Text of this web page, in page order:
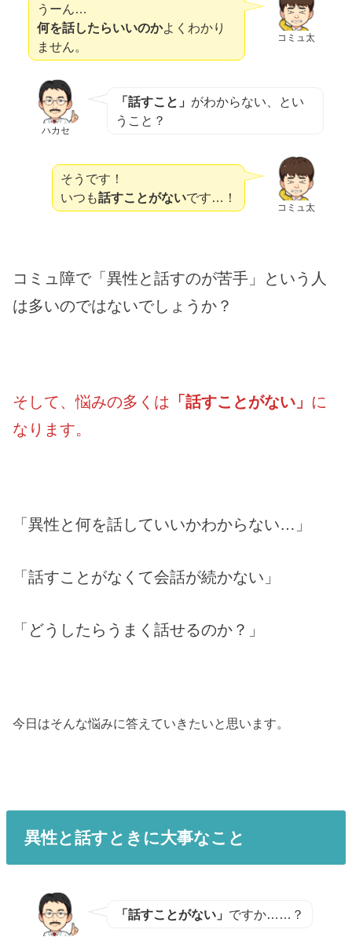
コミュ太
うーん…
何を話したらいいのかよくわかり
ません。
ハカセ
「話すこと」 がわからない、とい
うこと？
コミュ太
そうです！
いつも話すことがないです…！
コミュ障で「異性と話すのが苦手」という人
は多いのではないでしょうか？
そして、悩みの多くは 「話すことがない」 に
なります。
「異性と何を話していいかわからない…」
「話すことがなくて会話が続かない」
「どうしたらうまく話せるのか？」
今日はそんな悩みに答えていきたいと思います。
異性と話すときに大事なこと
「話すことがない」 ですか……？